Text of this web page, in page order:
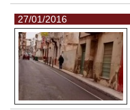
27/01/2016